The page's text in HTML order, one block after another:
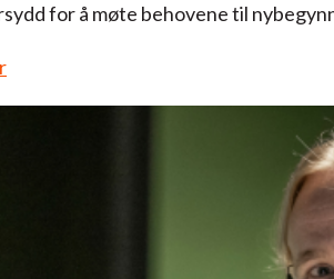
for å møte behovene til